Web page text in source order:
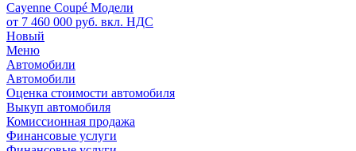
Cayenne Coupé Модели
от 7 460 000 руб. вкл. НДС
Новый
Меню
Автомобили
Автомобили
Оценка стоимости автомобиля
Выкуп автомобиля
Комиссионная продажа
Финансовые услуги